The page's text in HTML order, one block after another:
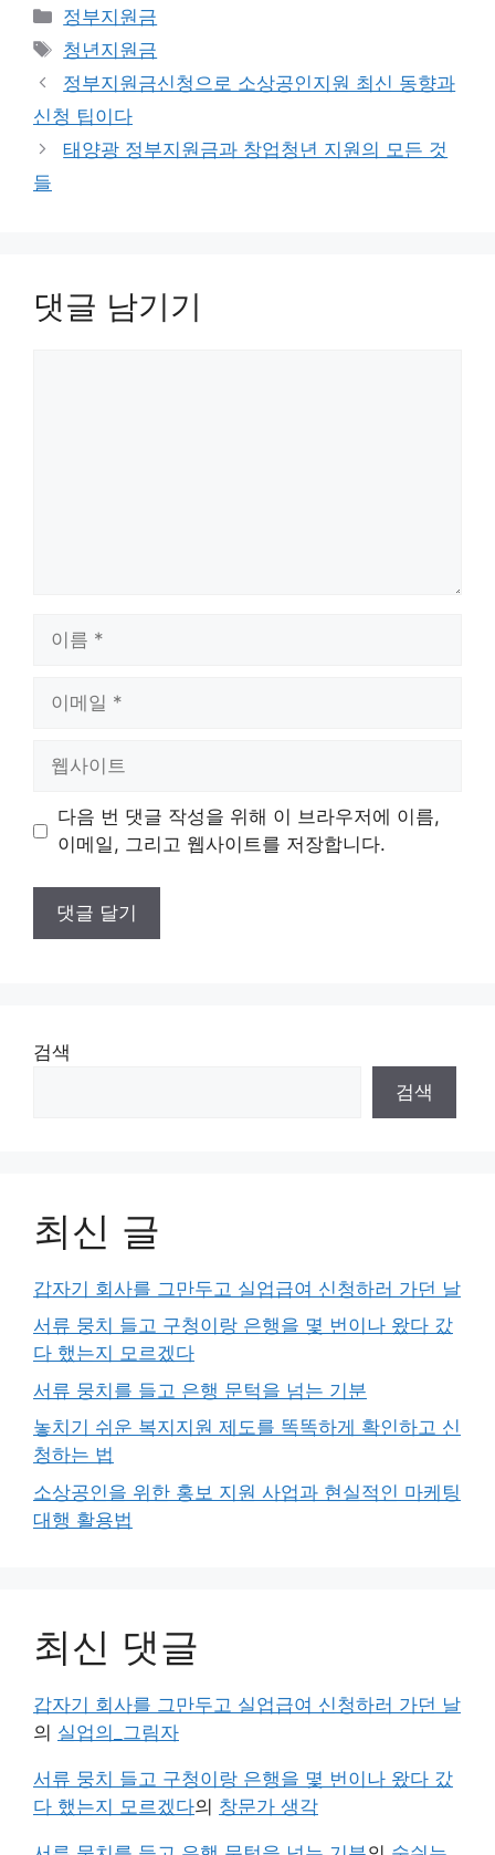
카
테
리
정부지원금
태
그
청년지원금
정부지원금신청으로 소상공인지원 최신 동향과
신청 팁이다
태양광 정부지원금과 창업청년 지원의 모든 것
들
댓글 남기기
트
다음 번 댓글 작성을 위해 이 브라우저에 이름,
이메일, 그리고 웹사이트를 저장합니다.
검색
검색
최신 글
갑자기 회사를 그만두고 실업급여 신청하러 가던 날
서류 뭉치 들고 구청이랑 은행을 몇 번이나 왔다 갔
다 했는지 모르겠다
서류 뭉치를 들고 은행 문턱을 넘는 기분
놓치기 쉬운 복지지원 제도를 똑똑하게 확인하고 신
청하는 법
소상공인을 위한 홍보 지원 사업과 현실적인 마케팅
대행 활용법
최신 댓글
갑자기 회사를 그만두고 실업급여 신청하러 가던 날
의 실업의_그림자
서류 뭉치 들고 구청이랑 은행을 몇 번이나 왔다 갔
다 했는지 모르겠다의 창문가 생각